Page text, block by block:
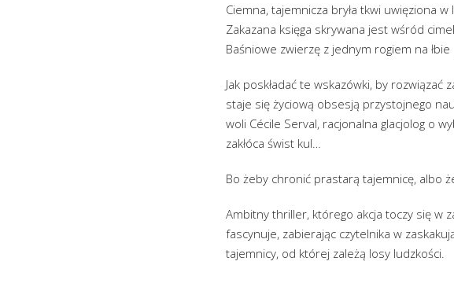
Ciemna, tajemnicza bryła tkwi uwięziona w
Zakazana księga skrywana jest wśród
Baśniowe zwierzę z jednym rogiem na
Jak poskładać te wskazówki, by rozwiązać
staje się życiową obsesją przystojnego
woli Cécile Serval, racjonalna glacjolog o
zakłóca świst kul…
Bo żeby chronić prastarą tajemnicę, albo
Ambitny thriller, którego akcja toczy się w
fascynuje, zabierając czytelnika w
tajemnicy, od której zależą losy ludzkości.